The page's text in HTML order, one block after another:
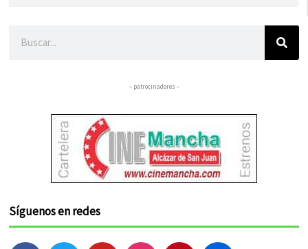
– patrocinadores –
Síguenos en redes